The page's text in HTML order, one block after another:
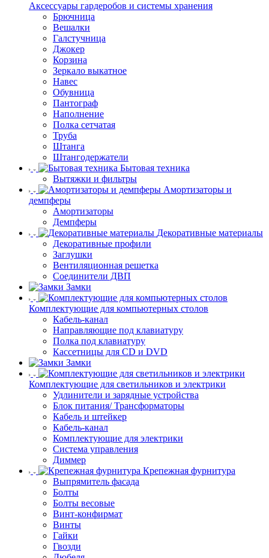
Аксессуары гардеробов и системы хранения
Брючница
Вешалки
Галстучница
Джокер
Корзина
Зеркало выкатное
Навес
Обувница
Пантограф
Наполнение
Полка сетчатая
Труба
Штанга
Штангодержатели
Бытовая техника
Вытяжки и фильтры
Амортизаторы и
демпферы
Амортизаторы
Демпферы
Декоративные материалы
Декоративные профили
Заглушки
Вентиляционная решетка
Соединители ДВП
Замки
Комплектующие для компьютерных столов
Кабель-канал
Направляющие под клавиатуру
Полка под клавиатуру
Кассетницы для CD и DVD
Замки
Комплектующие для светильников и электрики
Удлинители и зарядные устройства
Блок питания/ Трансформаторы
Кабель и штейкер
Кабель-канал
Комплектующие для электрики
Система управления
Диммер
Крепежная фурнитура
Выпрямитель фасада
Болты
Болты весовые
Винт-конфирмат
Винты
Гайки
Гвозди